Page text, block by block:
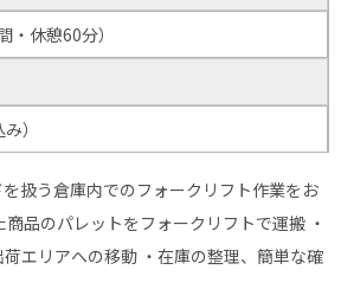
休憩60分）
）
扱う倉庫内でのフォークリフト作業をお
品のパレットをフォークリフトで運搬 ・
エリアへの移動 ・在庫の整理、簡単な確